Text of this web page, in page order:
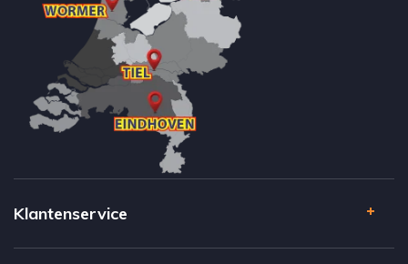
Klantenservice